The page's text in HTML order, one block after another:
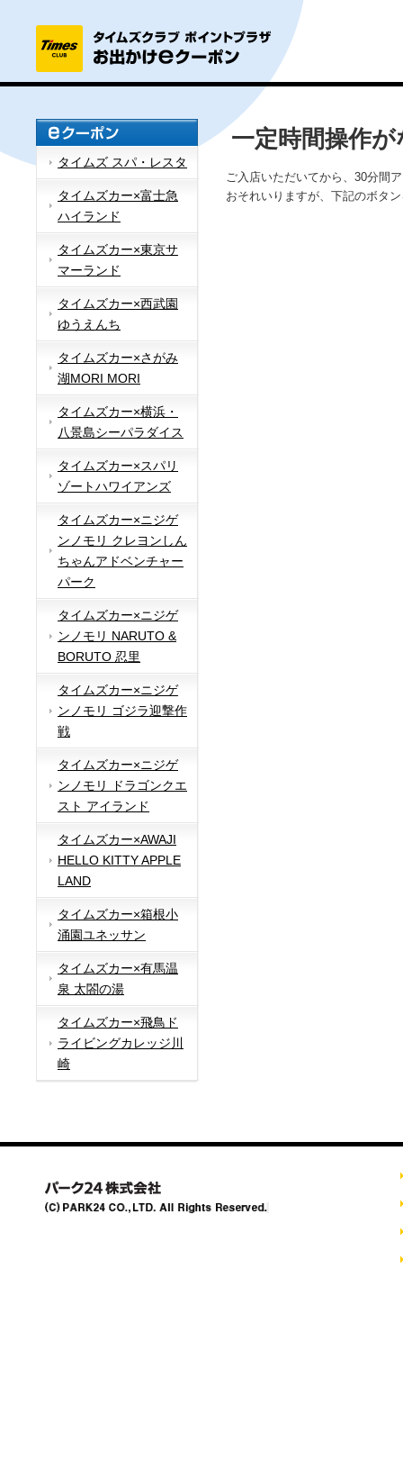
タイムズ スパ・レスタ
タイムズカー×富士急
ハイランド
タイムズカー×東京サ
マーランド
タイムズカー×西武園
ゆうえんち
タイムズカー×さがみ
湖MORI MORI
タイムズカー×横浜・
八景島シーパラダイス
タイムズカー×スパリ
ゾートハワイアンズ
タイムズカー×ニジゲ
ンノモリ クレヨンしん
ちゃんアドベンチャー
パーク
タイムズカー×ニジゲ
ンノモリ NARUTO &
BORUTO 忍里
タイムズカー×ニジゲ
ンノモリ ゴジラ迎撃作
戦
タイムズカー×ニジゲ
ンノモリ ドラゴンクエ
スト アイランド
タイムズカー×AWAJI
HELLO KITTY APPLE
LAND
タイムズカー×箱根小
涌園ユネッサン
タイムズカー×有馬温
泉 太閤の湯
タイムズカー×飛鳥ド
ライビングカレッジ川
崎
一定時間操作
ご入店いただいてから、30分間
おそれいりますが、下記のボタ